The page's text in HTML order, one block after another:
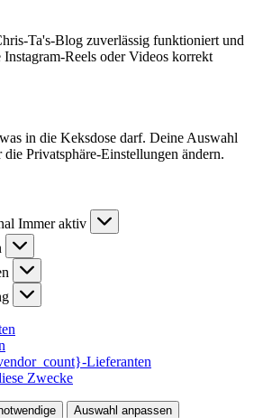
Ta's-Blog zuverlässig funktioniert und
Reels oder Videos korrekt
in die Keksdose darf. Deine Auswahl
Privatsphäre-Einstellungen ändern.
Immer aktiv
Lieferanten
Zwecke
Auswahl anpassen